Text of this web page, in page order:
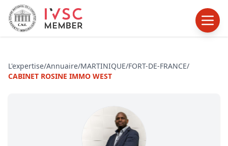
L'expertise/Annuaire/MARTINIQUE/FORT-DE-FRANCE/
CABINET ROSINE IMMO WEST